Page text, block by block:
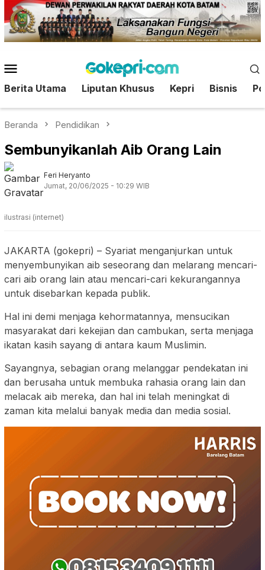
Loncat
ke
konten
Mobile
Berita Utama Liputan Khusus Kepri Bisnis
Beranda Pendidikan
Sembunyikanlah Aib Orang Lain
Feri Heryanto
Jumat, 20/06/2025 - 10:29 WIB
ilustrasi (internet)
JAKARTA (gokepri) – Syariat menganjurkan untuk
menyembunyikan aib seseorang dan melarang mencari-
cari aib orang lain atau mencari-cari kekurangannya
untuk disebarkan kepada publik.
Hal ini demi menjaga kehormatannya, mensucikan
masyarakat dari kekejian dan cambukan, serta menjaga
ikatan kasih sayang di antara kaum Muslimin.
Sayangnya, sebagian orang melanggar pendekatan ini
dan berusaha untuk membuka rahasia orang lain dan
melacak aib mereka, dan hal ini telah meningkat di
zaman kita melalui banyak media dan media sosial.